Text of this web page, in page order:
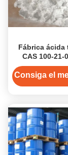
Fábrica ácida
CAS 100-21-
TPA/
Consiga el